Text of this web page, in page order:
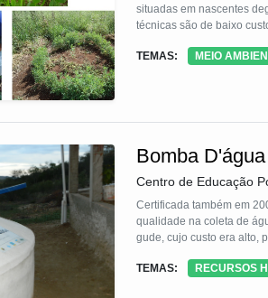
situadas em nascentes
técnicas são de baixo
TEMAS: MEIO
Bomba
Centro de Educação
Certificada também em 2009, 2011 e 2013. A
qualidade na coleta de água
TEMAS: RECURSOS